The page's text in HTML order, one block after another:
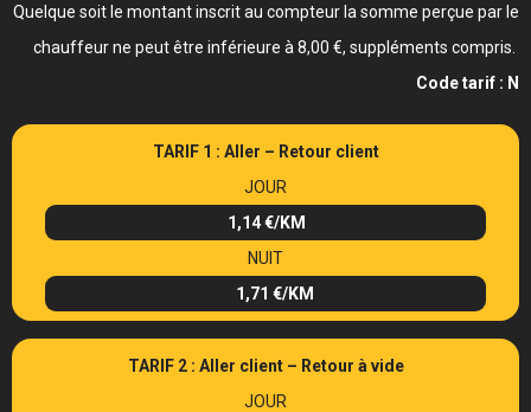
Quelque soit le montant inscrit au compteur la somme perçue par le
chauffeur ne peut être inférieure à 8,00 €, suppléments compris.
Code tarif : N
TARIF 1 : Aller – Retour client
JOUR
1,14 €/KM
NUIT
1,71 €/KM
TARIF 2 : Aller client – Retour à vide
JOUR